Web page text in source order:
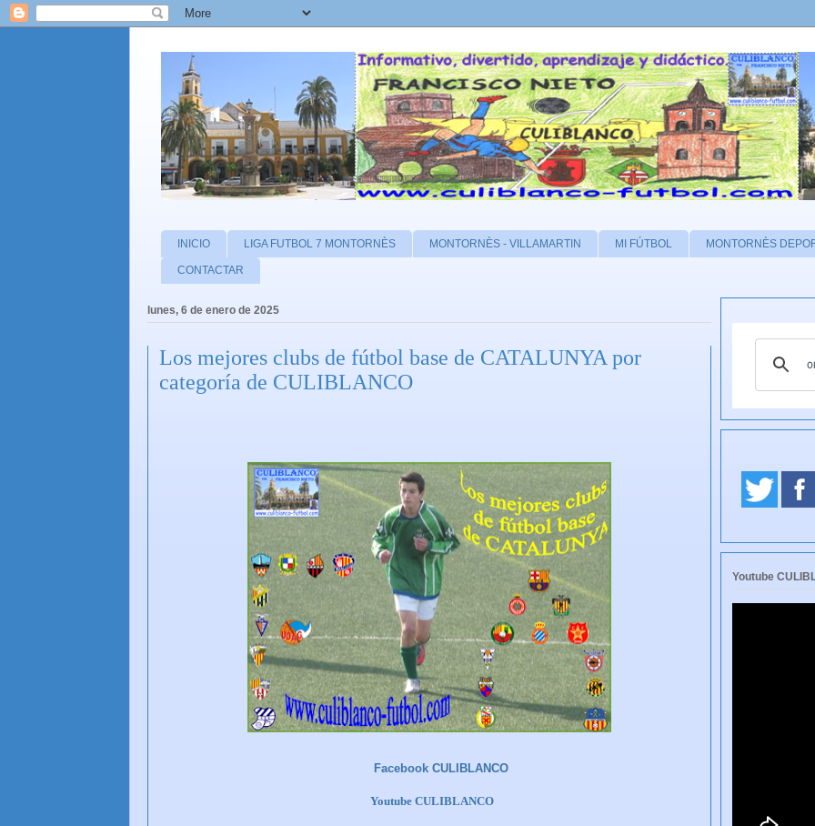
INICIO LIGA FUTBOL 7 MONTORNÈS MONTORNÈS - VILLAMARTIN MI FÚTBOL MONTORNÈS
CONTACTAR
lunes, 6 de enero de 2025
Los mejores clubs de fútbol base de CATALUNYA por
categoría de CULIBLANCO
Facebook CULIBLANCO
Youtube CULIBLANCO
Youtube